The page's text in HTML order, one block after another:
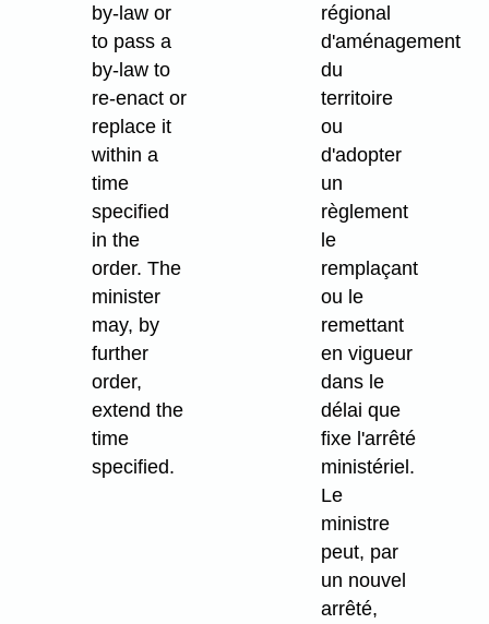
by-law or
to pass a
by-law to
re-enact or
replace it
within a
time
specified
in the
order. The
minister
may, by
further
order,
extend the
time
specified.
régional
d'aménagement
du
territoire
ou
d'adopter
un
règlement
le
remplaçant
ou le
remettant
en vigueur
dans le
délai que
fixe l'arrêté
ministériel.
Le
ministre
peut, par
un nouvel
arrêté,